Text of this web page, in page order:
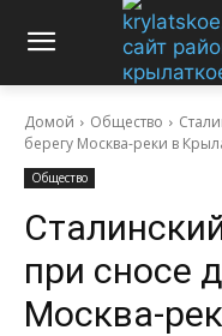
Домой Общество
берегу Москва-реки в
Общество
при сносе
Москва-